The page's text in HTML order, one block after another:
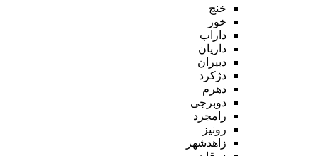
خنج
خور
داراب
داریان
دبیران
دژکرد
دهرم
دوبرجی
رامجرد
رونیز
زاهدشهر